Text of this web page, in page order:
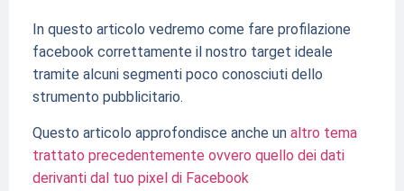
In questo articolo vedremo come fare profilazione
facebook correttamente il nostro target ideale
tramite alcuni segmenti poco conosciuti dello
strumento pubblicitario.
Questo articolo approfondisce anche un altro tema
trattato precedentemente ovvero quello dei dati
derivanti dal tuo pixel di Facebook